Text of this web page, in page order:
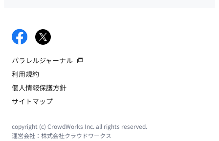
パラレルジャーナル
利用規約
個人情報保護方針
サイトマップ
copyright (c) CrowdWorks Inc. all rights reserved.
運営会社： 株式会社クラウドワークス